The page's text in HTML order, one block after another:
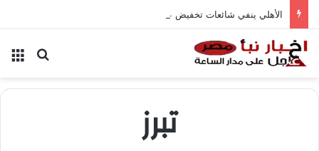
الأهلي ينفي شائعات تخفيض عقود زيزو والشناوي
بحث
تبرز